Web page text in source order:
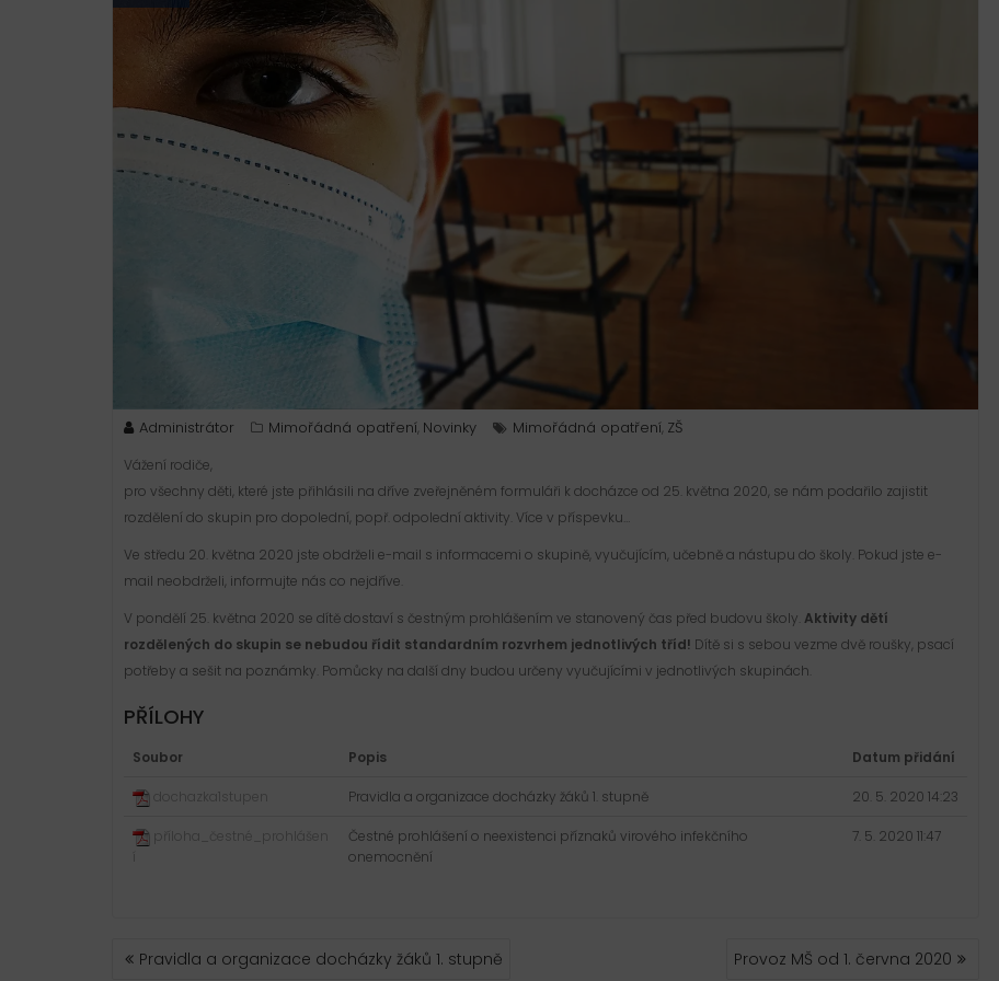
Administrátor Mimořádná opatření Novinky Mimořádná opatření ZŠ
Vážení rodiče,
pro všechny děti, které jste přihlásili na dříve zveřejněném formuláři k docházce od 25. května 2020, se nám podařilo zajistit
rozdělení do skupin pro dopolední, popř. odpolední aktivity. Více v příspevku…
Ve středu 20. května 2020 jste obdrželi e-mail s informacemi o skupině, vyučujícím, učebně a nástupu do školy. Pokud jste e-
mail neobdrželi, informujte nás co nejdříve.
V pondělí 25. května 2020 se dítě dostaví s čestným prohlášením ve stanovený čas před budovu školy. Aktivity dětí
rozdělených do skupin se nebudou řídit standardním rozvrhem jednotlivých tříd! Dítě si s sebou vezme dvě roušky, psací
potřeby a sešit na poznámky. Pomůcky na další dny budou určeny vyučujícími v jednotlivých skupinách.
PŘÍLOHY
Soubor Popis Datum přidání
dochazka1stupen Pravidla a organizace docházky žáků 1. stupně 20. 5. 2020 14:23
příloha_čestné_prohlášen
Čestné prohlášení o neexistenci příznaků virového infekčního
onemocnění
7. 5. 2020 11:47
NAVIGACE
PROPravidla a organizace docházky žáků 1. stupně Provoz MŠ od 1. června 2020